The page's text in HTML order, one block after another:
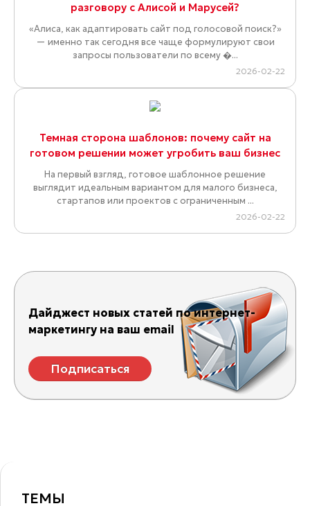
разговору с Алисой и Марусей?
«Алиса, как адаптировать сайт под голосовой поиск?»
— именно так сегодня все чаще формулируют свои
запросы пользователи по всему �...
2026-02-22
Темная сторона шаблонов: почему сайт на
готовом решении может угробить ваш бизнес
На первый взгляд, готовое шаблонное решение
выглядит идеальным вариантом для малого бизнеса,
стартапов или проектов с ограниченным ...
2026-02-22
Дайджест новых статей по интернет-
маркетингу на ваш email
Подписаться
ТЕМЫ